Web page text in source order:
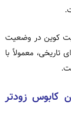
از عرضه بیت کوین در وضعیت
تاریخی، معمولاً با
کابوس زودتر